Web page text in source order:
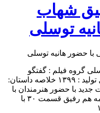
شهاب
توسلی
توسلی گروه فیلم : گفتگو
کارگردان و اجرا : شهاب حسینى سال تولید : ۱۳۹۹ خلاصه داستان:
جدید با حضور هنرمندان با
اجرای شهاب حسینی لینک دانلود برنامه هم رفیق قسمت ۳۰ با